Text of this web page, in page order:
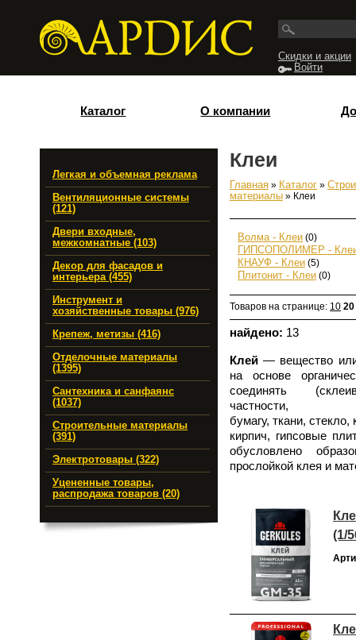
Скидки и акции
Войти
Каталог О компании
Легкая и объемная реклама
Вентиляционные системы
(121)
Двери входные,
межкомнатные (103)
Декор для фасадов и
интерьера (455)
Инструмент и
хозяйственные товары (976)
Крепеж, метизы (416)
Отделочные материалы
(1395)
Сантехника и санфаянс
(1037)
Строительные материалы
(391)
Электротовары (322)
Уцененные товары,
распродажа товаров (20)
Клеи
Вы здесь
Главная » Каталог »
материалы » Клеи
Волма - Клеи (0)
ГИПСОПОЛИМЕР -
КНАУФ - Клеи (5)
Плитонит - Клеи (0)
Товаров на странице: 10 20
найдено: 13
Клей — вещество или
на основе
соединять
бумагу, ткани,
кирпич, гипсовые
обусловлено
прослойкой клея и
(1/